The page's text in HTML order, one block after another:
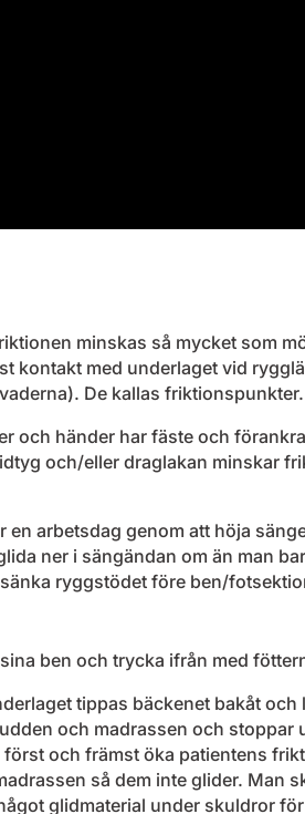
minskas så mycket som
kontakt med underlaget vid
De kallas friktionspunkter.
och händer har fäste och
och/eller draglakan minskar
arbetsdag genom att höja
ner i sängändan om än man
ryggstödet före ben/
ben och trycka ifrån med
tippas bäckenet bakåt
och madrassen och
och främst öka patientens
så dem inte glider. Man
glidmaterial under skuldror